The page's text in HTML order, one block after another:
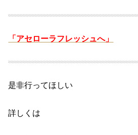
「アセローラフレッシュへ」
是非行ってほしい
詳しくは